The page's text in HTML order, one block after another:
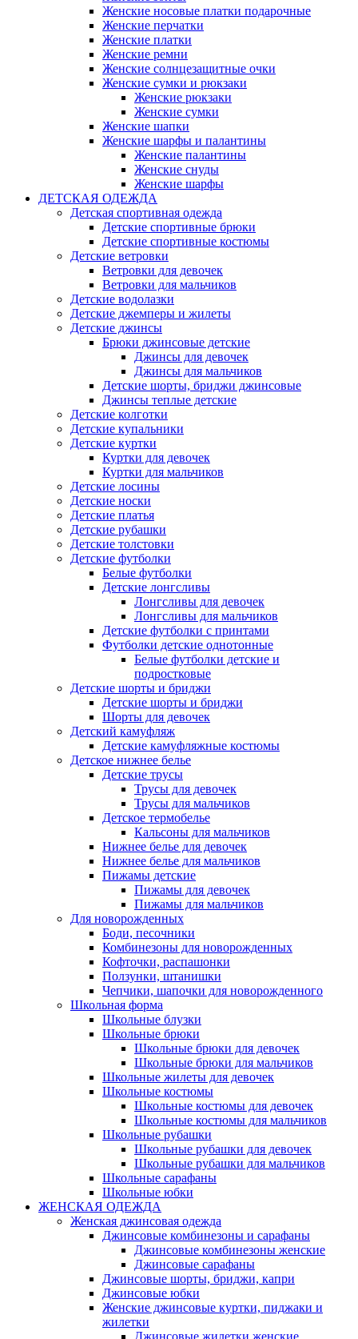
Женские носовые платки подарочные
Женские перчатки
Женские платки
Женские ремни
Женские солнцезащитные очки
Женские сумки и рюкзаки
Женские рюкзаки
Женские сумки
Женские шапки
Женские шарфы и палантины
Женские палантины
Женские снуды
Женские шарфы
ДЕТСКАЯ ОДЕЖДА
Детская спортивная одежда
Детские спортивные брюки
Детские спортивные костюмы
Детские ветровки
Ветровки для девочек
Ветровки для мальчиков
Детские водолазки
Детские джемперы и жилеты
Детские джинсы
Брюки джинсовые детские
Джинсы для девочек
Джинсы для мальчиков
Детские шорты, бриджи джинсовые
Джинсы теплые детские
Детские колготки
Детские купальники
Детские куртки
Куртки для девочек
Куртки для мальчиков
Детские лосины
Детские носки
Детские платья
Детские рубашки
Детские толстовки
Детские футболки
Белые футболки
Детские лонгсливы
Лонгсливы для девочек
Лонгсливы для мальчиков
Детские футболки с принтами
Футболки детские однотонные
Белые футболки детские и
подростковые
Детские шорты и бриджи
Детские шорты и бриджи
Шорты для девочек
Детский камуфляж
Детские камуфляжные костюмы
Детское нижнее белье
Детские трусы
Трусы для девочек
Трусы для мальчиков
Детское термобелье
Кальсоны для мальчиков
Нижнее белье для девочек
Нижнее белье для мальчиков
Пижамы детские
Пижамы для девочек
Пижамы для мальчиков
Для новорожденных
Боди, песочники
Комбинезоны для новорожденных
Кофточки, распашонки
Ползунки, штанишки
Чепчики, шапочки для новорожденного
Школьная форма
Школьные блузки
Школьные брюки
Школьные брюки для девочек
Школьные брюки для мальчиков
Школьные жилеты для девочек
Школьные костюмы
Школьные костюмы для девочек
Школьные костюмы для мальчиков
Школьные рубашки
Школьные рубашки для девочек
Школьные рубашки для мальчиков
Школьные сарафаны
Школьные юбки
ЖЕНСКАЯ ОДЕЖДА
Женская джинсовая одежда
Джинсовые комбинезоны и сарафаны
Джинсовые комбинезоны женские
Джинсовые сарафаны
Джинсовые шорты, бриджи, капри
Джинсовые юбки
Женские джинсовые куртки, пиджаки и
жилетки
Джинсовые жилетки женские